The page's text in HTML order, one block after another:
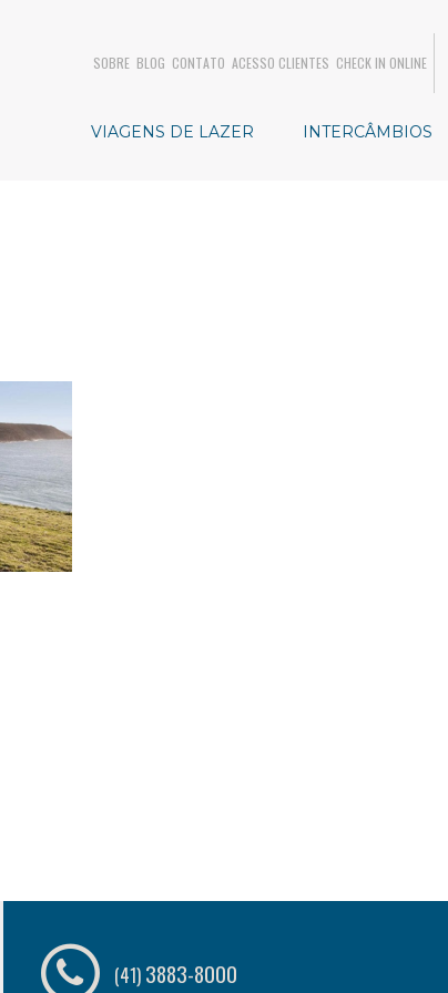
SOBRE BLOG CONTATO ACESSO CLIENTES CHECK IN ONLINE
VIAGENS DE LAZER INTERCÂMBIOS
(41) 3883-8000